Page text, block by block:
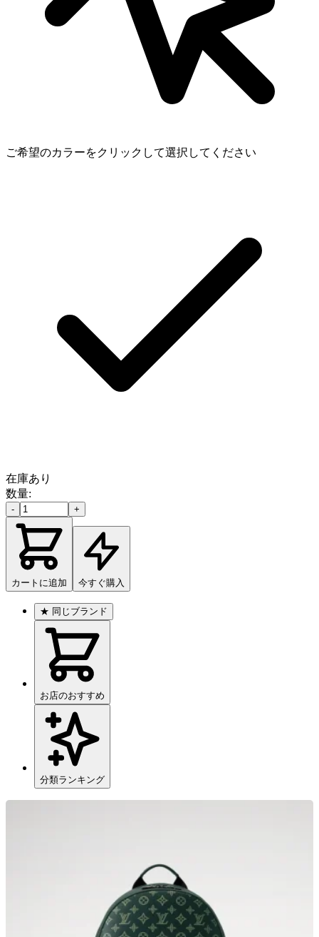
ご希望のカラーをクリックして選択してください
在庫あり
数量:
- +
カートに追加 今すぐ購入
★ 同じブランド
お店のおすすめ
分類ランキング